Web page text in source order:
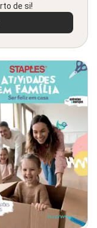
de si!